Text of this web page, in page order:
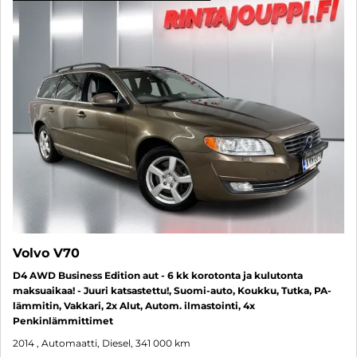
Volvo V70
D4 AWD Business Edition aut - 6 kk korotonta ja kulutonta
maksuaikaa! - Juuri katsastettu!, Suomi-auto, Koukku, Tutka, PA-
lämmitin, Vakkari, 2x Alut, Autom. ilmastointi, 4x
Penkinlämmittimet
2014 , Automaatti, Diesel, 341 000 km